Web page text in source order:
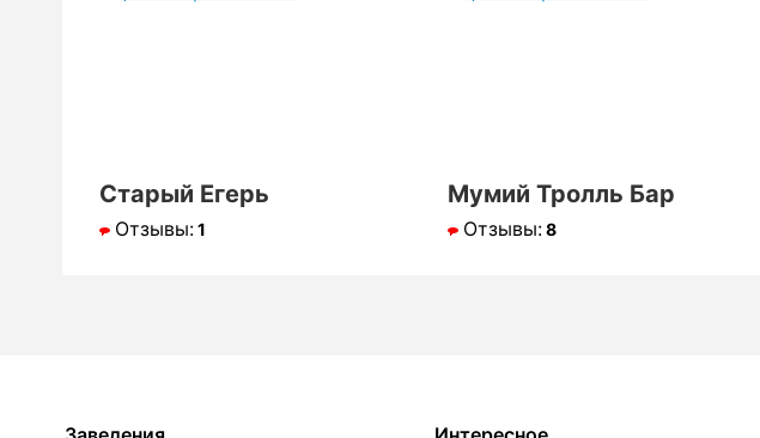
Старый Егерь
Отзывы:1
Мумий Тролль Бар
Отзывы:8